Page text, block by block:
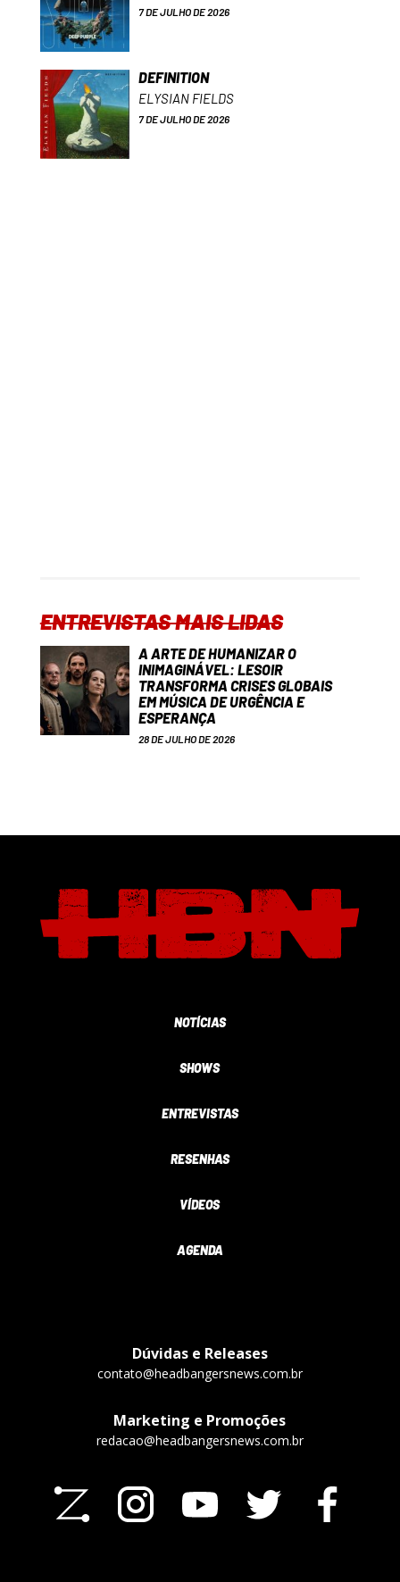
7 DE JULHO DE 2026
DEFINITION
ELYSIAN FIELDS
7 DE JULHO DE 2026
ENTREVISTAS MAIS LIDAS
A ARTE DE HUMANIZAR O
INIMAGINÁVEL: LESOIR
TRANSFORMA CRISES GLOBAIS
EM MÚSICA DE URGÊNCIA E
ESPERANÇA
28 DE JULHO DE 2026
NOTÍCIAS
SHOWS
ENTREVISTAS
RESENHAS
VÍDEOS
AGENDA
Dúvidas e Releases
contato@headbangersnews.com.br
Marketing e Promoções
redacao@headbangersnews.com.br